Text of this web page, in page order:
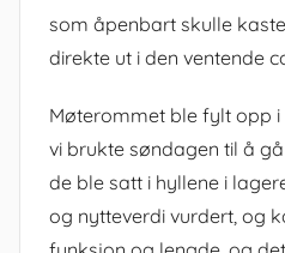
som åpenbart skulle
direkte ut i den ventende
Møterommet ble fylt opp
vi brukte søndagen til å
de ble satt i hyllene i
og nytteverdi vurdert, og